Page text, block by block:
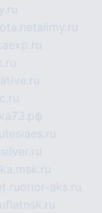
alimy.ru
tesiaes.ru
orior-aks.ru
flatnsk.ru